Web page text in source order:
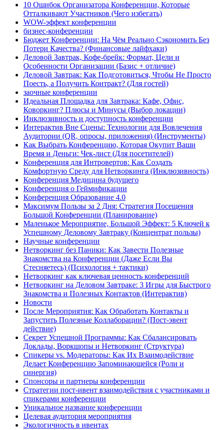
10 Ошибок Организатора Конференции, Которые
Отталкивают Участников (Чего избегать)
WOW-эффект конференции
бизнес-конференции
Бюджет Конференции: На Чём Реально Сэкономить Без
Потери Качества? (Финансовые лайфхаки)
Деловой Завтрак, Кофе-брейк: Формат, Цели и
Особенности Организации (Базис + отличие)
Деловой Завтрак: Как Подготовиться, Чтобы Не Просто
Поесть, а Получить Контракт? (Для гостей)
заочные конференции
Идеальная Площадка для Завтрака: Кафе, Офис,
Коворкинг? Плюсы и Минусы (Выбор локации)
Инклюзивность и доступность конференции
Интерактив Вне Сцены: Технологии для Вовлечения
Аудитории (QR, опросы, приложения) (Инструменты)
Как Выбрать Конференцию, Которая Окупит Ваши
Время и Деньги: Чек-лист (Для посетителей)
Конференция для Интровертов: Как Создать
Комфортную Среду для Нетворкинга (Инклюзивность)
Конференция Медицина будущего
Конференция о Геймификации
Конференция Образование 4.0
Максимум Пользы за 2 Дня: Стратегия Посещения
Большой Конференции (Планирование)
Маленькое Мероприятие, Большой Эффект: 5 Ключей к
Успешному Деловому Завтраку (Концентрат пользы)
Научные конференции
Нетворкинг без Паники: Как Завести Полезные
Знакомства на Конференции (Даже Если Вы
Стесняетесь) (Психология + тактики)
Нетворкинг как ключевая ценность конференций
Нетворкинг на Деловом Завтраке: 3 Игры для Быстрого
Знакомства и Полезных Контактов (Интерактив)
Новости
После Мероприятия: Как Обработать Контакты и
Запустить Полезные Коллаборации? (Пост-эвент
действие)
Секрет Успешной Программы: Как Сбалансировать
Доклады, Воркшопы и Нетворкинг (Структура)
Спикеры vs. Модераторы: Как Их Взаимодействие
Делает Конференцию Запоминающейся (Роли и
синергия)
Спонсоры и партнеры конференции
Стратегии пост-ивент взаимодействия с участниками и
спикерами конференции
Уникальное название конференции
Целевая аудитория мероприятия
Экологичность в ивентах